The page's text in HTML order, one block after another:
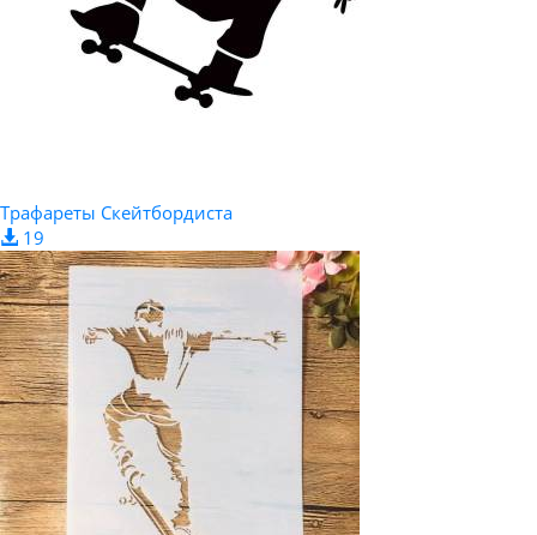
Трафареты Скейтбордиста
19